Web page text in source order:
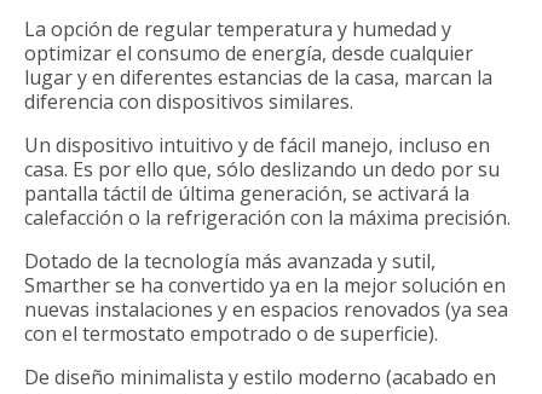
La opción de regular temperatura y humedad y
optimizar el consumo de energía, desde cualquier
lugar y en diferentes estancias de la casa, marcan la
diferencia con dispositivos similares.
Un dispositivo intuitivo y de fácil manejo, incluso en
casa. Es por ello que, sólo deslizando un dedo por su
pantalla táctil de última generación, se activará la
calefacción o la refrigeración con la máxima precisión.
Dotado de la tecnología más avanzada y sutil,
Smarther se ha convertido ya en la mejor solución en
nuevas instalaciones y en espacios renovados (ya sea
con el termostato empotrado o de superficie).
De diseño minimalista y estilo moderno (acabado en